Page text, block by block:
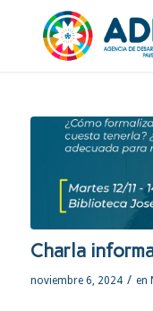
Charla
noviembre 6, 2024 / en